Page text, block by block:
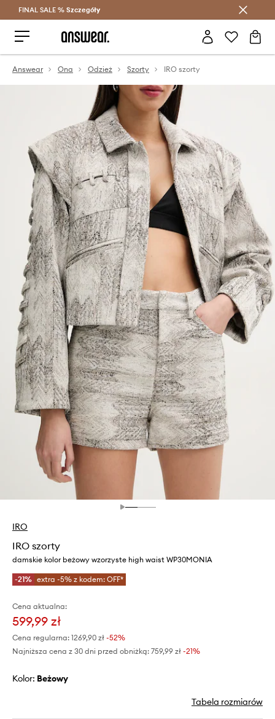
Oszczędzaj z Answear Club >
FINAL SALE % Szczegóły
Answear Ona Odzież Szorty IRO szorty
IRO
IRO szorty
damskie kolor beżowy wzorzyste high waist WP30MONIA
-21% extra -5% z kodem: OFF*
Cena aktualna:
599,99 zł
Cena regularna: 1269,90 zł -52%
Najniższa cena z 30 dni przed obniżką: 759,99 zł -21%
Kolor: beżowy
Tabela rozmiarów